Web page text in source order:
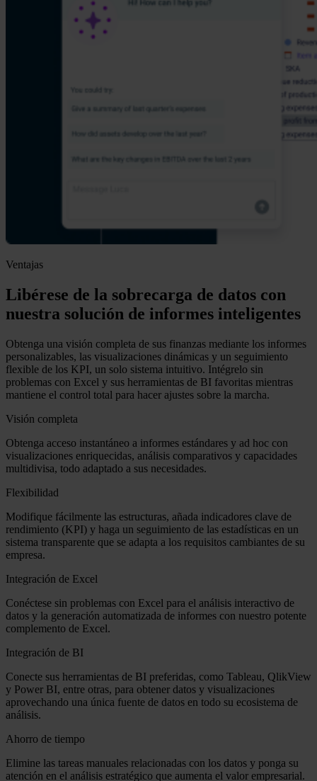
Ventajas
Libérese de la sobrecarga de datos con
nuestra solución de informes inteligentes
Obtenga una visión completa de sus finanzas mediante los informes
personalizables, las visualizaciones dinámicas y un seguimiento
flexible de los KPI, un solo sistema intuitivo. Intégrelo sin
problemas con Excel y sus herramientas de BI favoritas mientras
mantiene el control total para hacer ajustes sobre la marcha.
Visión completa
Obtenga acceso instantáneo a informes estándares y ad hoc con
visualizaciones enriquecidas, análisis comparativos y capacidades
multidivisa, todo adaptado a sus necesidades.
Flexibilidad
Modifique fácilmente las estructuras, añada indicadores clave de
rendimiento (KPI) y haga un seguimiento de las estadísticas en un
sistema transparente que se adapta a los requisitos cambiantes de su
empresa.
Integración de Excel
Conéctese sin problemas con Excel para el análisis interactivo de
datos y la generación automatizada de informes con nuestro potente
complemento de Excel.
Integración de BI
Conecte sus herramientas de BI preferidas, como Tableau, QlikView
y Power BI, entre otras, para obtener datos y visualizaciones
aprovechando una única fuente de datos en todo su ecosistema de
análisis.
Ahorro de tiempo
Elimine las tareas manuales relacionadas con los datos y ponga su
atención en el análisis estratégico que aumenta el valor empresarial.